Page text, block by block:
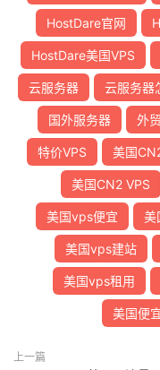
HostDare官网
HostDare美国VPS
云服务器 云服务器
国外服务器 外
特价VPS 美国
美国CN2 VPS
美国vps便宜 美
美国vps建站
美国vps租用
美国便
上一篇